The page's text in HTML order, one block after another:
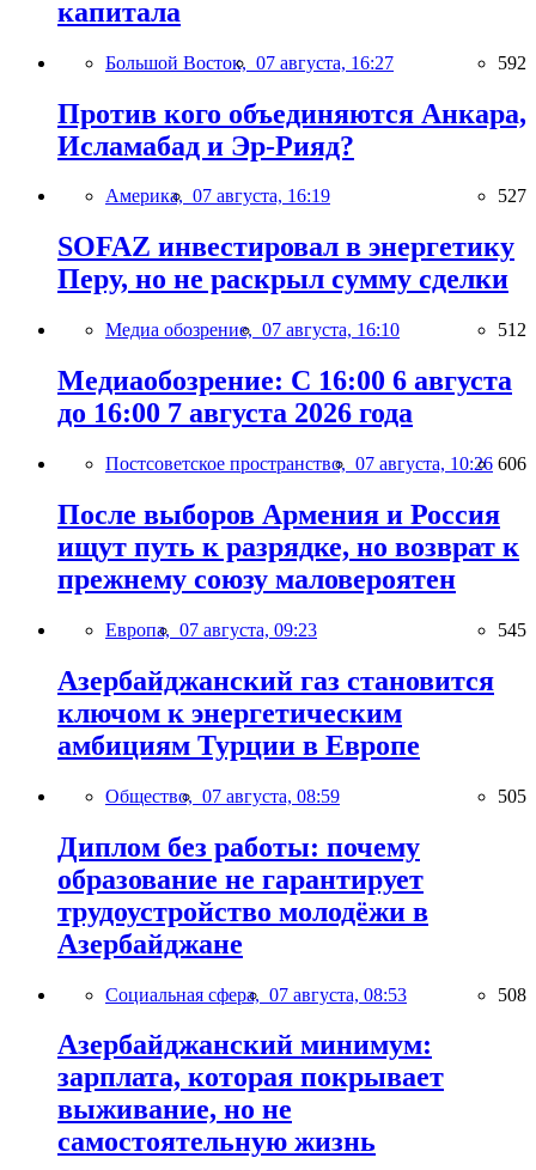
капитала
Большой Восток, 07 августа, 16:27 592
Против кого объединяются Анкара,
Исламабад и Эр-Рияд?
Америка, 07 августа, 16:19 527
SOFAZ инвестировал в энергетику
Перу, но не раскрыл сумму сделки
Медиа обозрение, 07 августа, 16:10 512
Медиаобозрение: С 16:00 6 августа
до 16:00 7 августа 2026 года
Постсоветское пространство, 07 августа, 10:26 606
После выборов Армения и Россия
ищут путь к разрядке, но возврат к
прежнему союзу маловероятен
Европа, 07 августа, 09:23 545
Азербайджанский газ становится
ключом к энергетическим
амбициям Турции в Европе
Общество, 07 августа, 08:59 505
Диплом без работы: почему
образование не гарантирует
трудоустройство молодёжи в
Азербайджане
Социальная сфера, 07 августа, 08:53 508
Азербайджанский минимум:
зарплата, которая покрывает
выживание, но не
самостоятельную жизнь